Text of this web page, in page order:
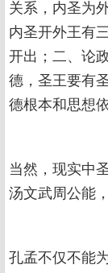
关系，内圣为
内圣开外王有
开出；二、论
德，圣王要有
德根本和思想依
当然，现实中
汤文武周公能
孔孟不仅不能